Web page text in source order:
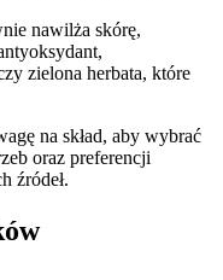
nawilża skórę,
zielona herbata, które
na skład, aby wybrać
oraz preferencji
źródeł.